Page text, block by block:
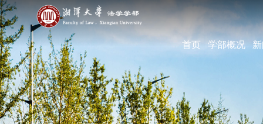
首页 学部概况
现任领导